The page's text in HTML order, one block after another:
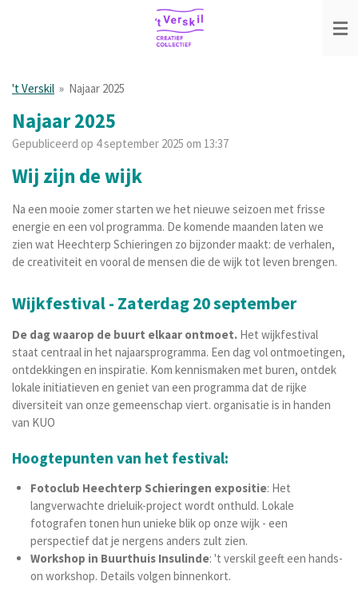
hoofdinhoud
't Verskil » Najaar 2025
Najaar 2025
Gepubliceerd op 4 september 2025 om 13:37
Wij zijn de wijk
Na een mooie zomer starten we het nieuwe seizoen met frisse
energie en een vol programma. De komende maanden laten we
zien wat Heechterp Schieringen zo bijzonder maakt: de verhalen,
de creativiteit en vooral de mensen die de wijk tot leven brengen.
Wijkfestival - Zaterdag 20 september
De dag waarop de buurt elkaar ontmoet. Het wijkfestival
staat centraal in het najaarsprogramma. Een dag vol ontmoetingen,
ontdekkingen en inspiratie. Kom kennismaken met buren, ontdek
lokale initiatieven en geniet van een programma dat de rijke
diversiteit van onze gemeenschap viert. organisatie is in handen
van KUO
Hoogtepunten van het festival:
Fotoclub Heechterp Schieringen expositie: Het
langverwachte drieluik-project wordt onthuld. Lokale
fotografen tonen hun unieke blik op onze wijk - een
perspectief dat je nergens anders zult zien.
Workshop in Buurthuis Insulinde: 't verskil geeft een hands-
on workshop. Details volgen binnenkort.